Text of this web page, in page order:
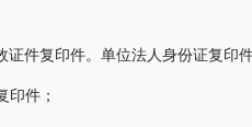
证件复印件。单位法人身份证复印
印件；